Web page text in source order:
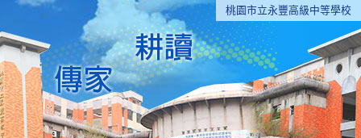
桃園市立永豐高級中等學校